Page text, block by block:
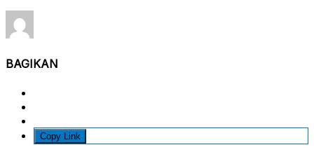
BAGIKAN
Copy Link